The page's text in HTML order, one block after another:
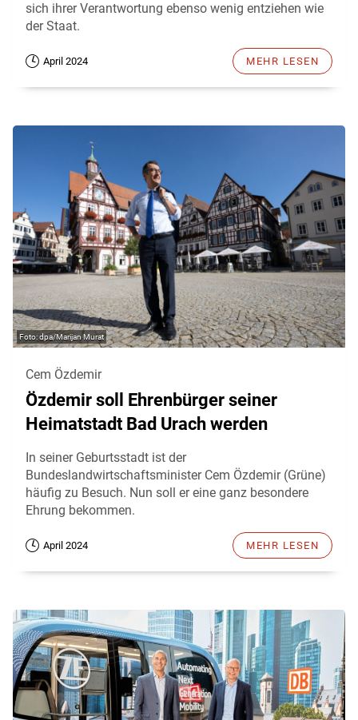
sich ihrer Verantwortung ebenso wenig entziehen wie
der Staat.
April 2024 MEHR LESEN
dpa/Marijan Murat
Cem Özdemir
Özdemir soll Ehrenbürger seiner
Heimatstadt Bad Urach werden
In seiner Geburtsstadt ist der
Bundeslandwirtschaftsminister Cem Özdemir (Grüne)
häufig zu Besuch. Nun soll er eine ganz besondere
Ehrung bekommen.
April 2024 MEHR LESEN